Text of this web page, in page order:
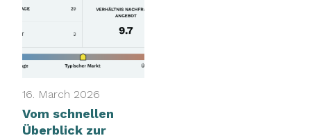
16. March 2026
Vom schnellen
Überblick zur